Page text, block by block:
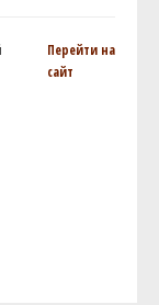
Перейти на
сайт